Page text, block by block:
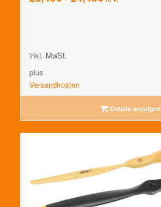
inkl. MwSt.
plus
Versandkosten
Details anzeigen